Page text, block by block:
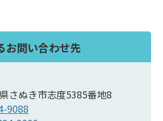
お問い合わせ先
さぬき市志度5385番地8
9088